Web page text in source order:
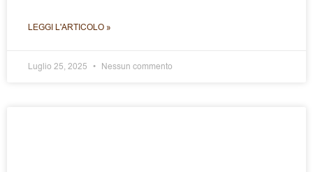
LEGGI L'ARTICOLO »
Luglio 25, 2025 Nessun commento